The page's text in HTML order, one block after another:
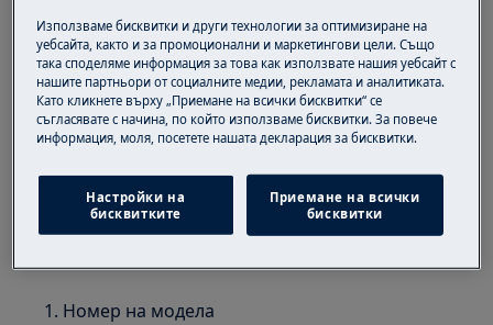
Табела с данни с номера на модела, номера
на продукта (PNC), ELC и серийния номер:
1. Номер на модела
Използваме бисквитки и други технологии за оптимизиране на
уебсайта, както и за промоционални и маркетингови цели. Също
така споделяме информация за това как използвате нашия уебсайт с
нашите партньори от социалните медии, рекламата и аналитиката.
Като кликнете върху „Приемане на всички бисквитки“ се
съгласявате с начина, по който използваме бисквитки. За повече
информация, моля, посетете нашата декларация за бисквитки.
Настройки на
бисквитките
Приемане на всички
бисквитки